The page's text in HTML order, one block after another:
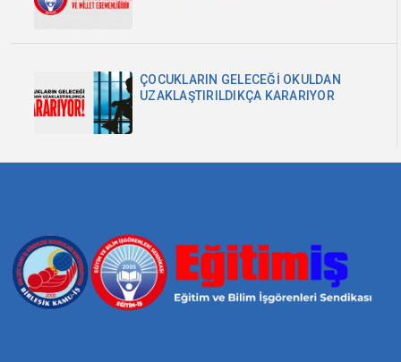
ÇOCUKLARIN GELECEĞİ OKULDAN
UZAKLAŞTIRILDIKÇA KARARIYOR